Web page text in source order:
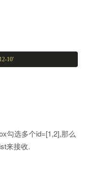
10'
勾选多个id=[1,2],那么
来接收.